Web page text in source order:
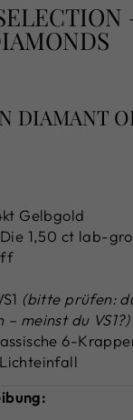
DIAMANT
Gelbgold
Die 1,50 ct lab-
(bitte prüfen:
– meinst du VS1?)
6-